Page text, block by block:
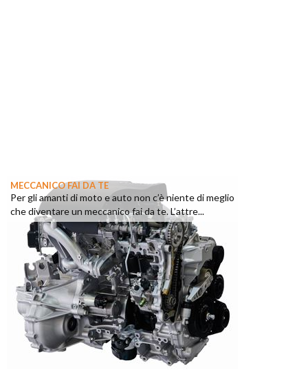
MECCANICO FAI DA TE
Per gli amanti di moto e auto non c’è niente di meglio
che diventare un meccanico fai da te. L’attre...